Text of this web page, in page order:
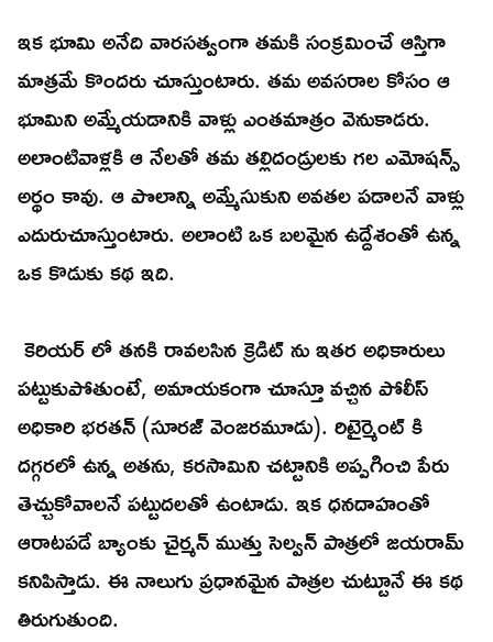
ఇక భూమి అనేది వారసత్వంగా తమకి సంక్రమించే ఆస్తిగా
మాత్రమే కొందరు చూస్తుంటారు. తమ అవసరాల కోసం ఆ
భూమిని అమ్మేయడానికి వాళ్లు ఎంతమాత్రం వెనుకాడరు.
అలాంటివాళ్లకి ఆ నేలతో తమ తల్లిదండ్రులకు గల ఎమోషన్స్
అర్థం కావు. ఆ పొలాన్ని అమ్మేసుకుని అవతల పడాలనే వాళ్లు
ఎదురుచూస్తుంటారు. అలాంటి ఒక బలమైన ఉద్దేశంతో ఉన్న
ఒక కొడుకు కథ ఇది.
కెరియర్ లో తనకి రావలసిన క్రెడిట్ ను ఇతర అధికారులు
పట్టుకుపోతుంటే, అమాయకంగా చూస్తూ వచ్చిన పోలీస్
అధికారి భరతన్ (సూరజ్ వెంజరమూడు). రిటైర్మెంట్ కి
దగ్గరలో ఉన్న అతను, కరసామిని చట్టానికి అప్పగించి పేరు
తెచ్చుకోవాలనే పట్టుదలతో ఉంటాడు. ఇక ధనదాహంతో
ఆరాటపడే బ్యాంకు చైర్మన్ ముత్తు సెల్వన్ పాత్రలో జయరామ్
కనిపిస్తాడు. ఈ నాలుగు ప్రధానమైన పాత్రల చుట్టూనే ఈ కథ
తిరుగుతుంది.